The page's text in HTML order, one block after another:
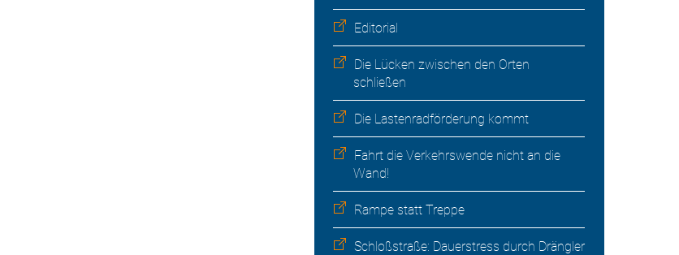
Editorial
Die Lücken zwischen den Orten
schließen
Die Lastenradförderung kommt
Fahrt die Verkehrswende nicht an die
Wand!
Rampe statt Treppe
Schloßstraße: Dauerstress durch Drängler